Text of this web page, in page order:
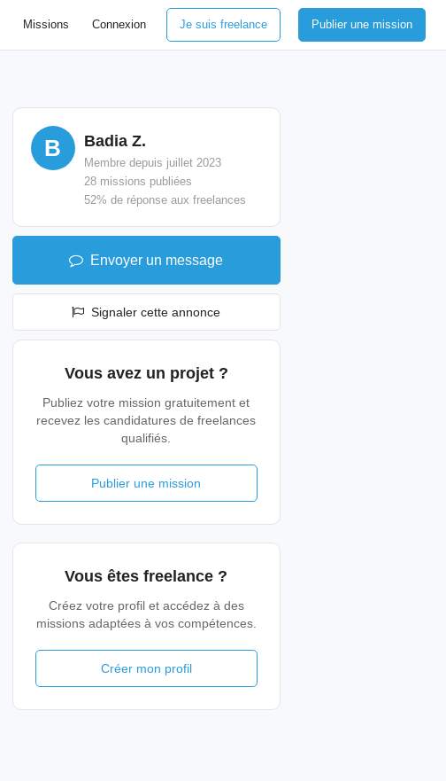
Missions Connexion Je suis freelance Publier une mission
B Badia Z.
Membre depuis juillet 2023
28 missions publiées
52% de réponse aux freelances
Envoyer un message
Signaler cette annonce
Vous avez un projet ?
Publiez votre mission gratuitement et
recevez les candidatures de freelances
qualifiés.
Publier une mission
Vous êtes freelance ?
Créez votre profil et accédez à des
missions adaptées à vos compétences.
Créer mon profil